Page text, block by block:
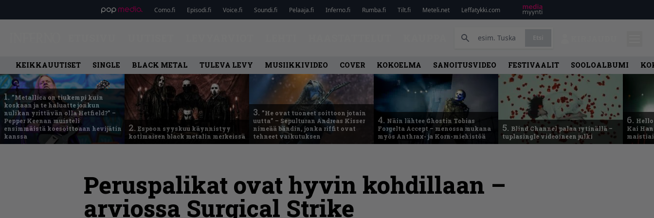
Como.fi Episodi.fi Voice.fi Soundi.fi Pelaaja.fi Inferno.fi Rumba.fi Tilt.fi Meteli.net Leffatykki.com
KEIKKAUUTISET SINGLE BLACK METAL TULEVA LEVY MUSIIKKIVIDEO COVER KOKOELMA SANOITUSVIDEO FESTIVAALIT SOOLOALBUMI
1. ”Metallica on tiukempi kuin
koskaan ja te haluatte jonkun
nulikan yrittävän olla Hetfield?” –
Pepper Keenan muisteli
ensimmäistä koesoittoaan hevijätin
kanssa
2. Espoon syyskuu käynnistyy
kotimaisen black metalin merkeissä
3. ”He ovat tuoneet soittoon jotain
uutta” – Sepulturan Andreas Kisser
nimeää bändin, jonka riffit ovat
tehneet vaikutuksen
4. Näin lähtee Ghostin Tobias
Forgelta Accept – menossa mukana
myös Anthrax- ja Korn-miehistöä
5. Blind Channel palaa rytinällä –
tuplasingle videoineen julki
6.
Kai
Peruspalikat ovat hyvin kohdillaan –
arviossa Surgical Strike